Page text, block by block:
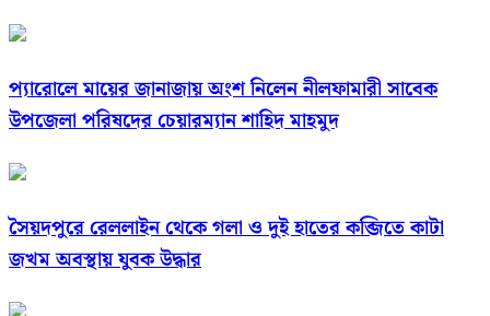
প্যারোলে মায়ের জানাজায় অংশ নিলেন নীলফামারী সাবেক
উপজেলা পরিষদের চেয়ারম্যান শাহিদ মাহমুদ
সৈয়দপুরে রেললাইন থেকে গলা ও দুই হাতের কব্জিতে কাটা
জখম অবস্থায় যুবক উদ্ধার